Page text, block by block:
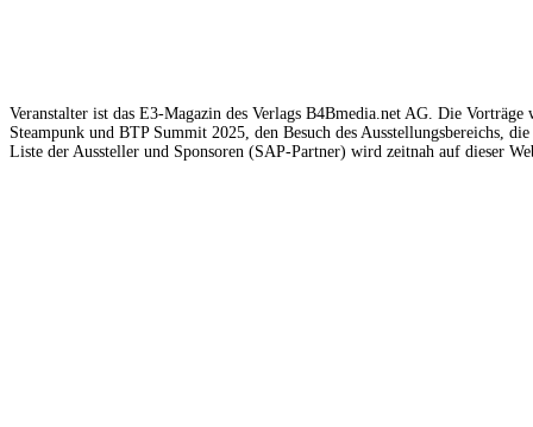
Veranstalter ist das E3-Magazin des Verlags B4Bmedia.net AG. Die
Steampunk und BTP Summit 2025, den Besuch des Ausstellungsbereichs,
Liste der Aussteller und Sponsoren (SAP-Partner) wird zeitnah auf dieser